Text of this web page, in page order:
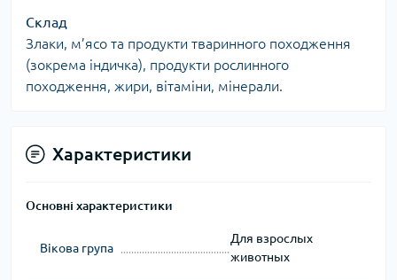
Склад
Злаки, м’ясо та продукти тваринного походження
(зокрема індичка), продукти рослинного
походження, жири, вітаміни, мінерали.
Характеристики
Основні характеристики
Вікова група
Для взрослых
животных